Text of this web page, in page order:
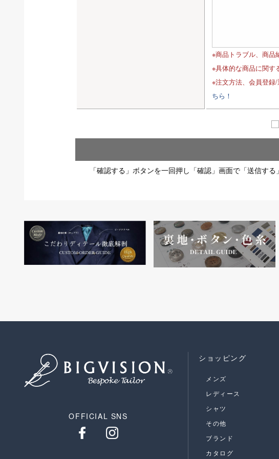
※商品トラブル、商品
※具体的な商品に関す
※注文方法、会員登録
ちら！
「確認する」ボタンを一回押し「確認」画面で「送信す
OFFICIAL SNS
ショッピング
メンズ
レディース
シャツ
その他
ブランド
カタログ